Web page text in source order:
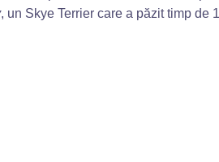
, un Skye Terrier care a păzit timp de